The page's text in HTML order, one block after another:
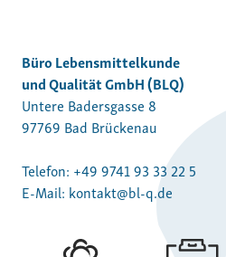
Büro Lebensmittelkunde
und Qualität GmbH (BLQ)
Untere Badersgasse 8
97769 Bad Brückenau
Telefon: +49 9741 93 33 22 5
E-Mail: kontakt@bl-q.de